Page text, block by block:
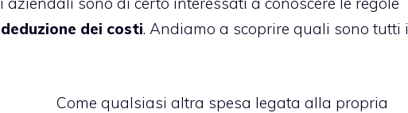
deduzione dei costi. Andiamo a scoprire quali sono tutti i
Come qualsiasi altra spesa legata alla propria